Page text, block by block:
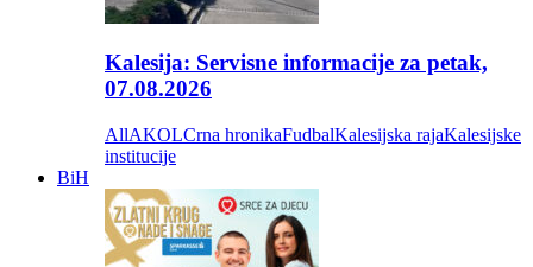
Kalesija: Servisne informacije za petak,
07.08.2026
AllAKOLCrna hronikaFudbalKalesijska rajaKalesijske
institucije
BiH